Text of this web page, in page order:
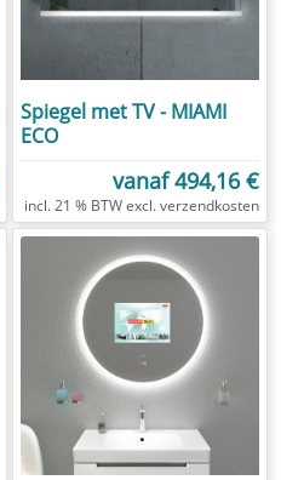
Spiegel met TV - MIAMI
ECO
vanaf494,16 €
excl.verzendkosten